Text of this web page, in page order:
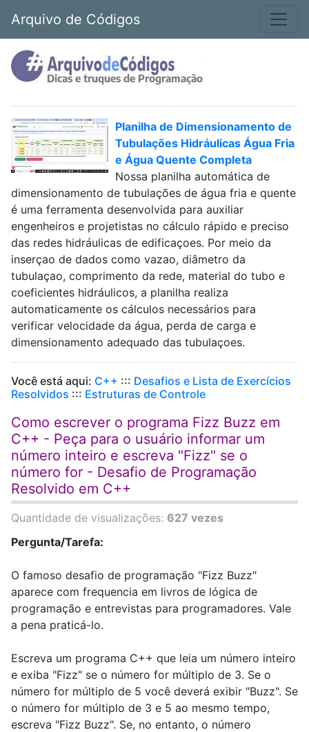
Arquivo de Códigos
Planilha de Dimensionamento de
Tubulações Hidráulicas Água Fria
e Água Quente Completa
Nossa planilha automática de
dimensionamento de tubulações de água fria e quente
é uma ferramenta desenvolvida para auxiliar
engenheiros e projetistas no cálculo rápido e preciso
das redes hidráulicas de edificaçoes. Por meio da
inserçao de dados como vazao, diâmetro da
tubulaçao, comprimento da rede, material do tubo e
coeficientes hidráulicos, a planilha realiza
automaticamente os cálculos necessários para
verificar velocidade da água, perda de carga e
dimensionamento adequado das tubulaçoes.
Você está aqui: C++ ::: Desafios e Lista de Exercícios
Resolvidos ::: Estruturas de Controle
Como escrever o programa Fizz Buzz em
C++ - Peça para o usuário informar um
número inteiro e escreva "Fizz" se o
número for - Desafio de Programação
Resolvido em C++
Quantidade de visualizações: 627 vezes
Pergunta/Tarefa:
O famoso desafio de programação "Fizz Buzz"
aparece com frequencia em livros de lógica de
programação e entrevistas para programadores. Vale
a pena praticá-lo.
Escreva um programa C++ que leia um número inteiro
e exiba "Fizz" se o número for múltiplo de 3. Se o
número for múltiplo de 5 você deverá exibir "Buzz". Se
o número for múltiplo de 3 e 5 ao mesmo tempo,
escreva "Fizz Buzz". Se, no entanto, o número